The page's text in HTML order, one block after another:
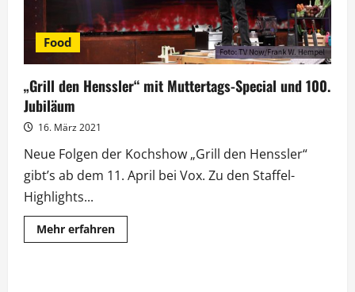
Food
„Grill den Henssler“ mit Muttertags-Special und 100.
Jubiläum
16. März 2021
Neue Folgen der Kochshow „Grill den Henssler“
gibt’s ab dem 11. April bei Vox. Zu den Staffel-
Highlights...
Mehr erfahrenMehr
Informationen